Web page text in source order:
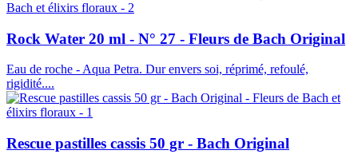
Rock Water 20 ml - N° 27 - Fleurs de Bach Original
Eau de roche - Aqua Petra. Dur envers soi, réprimé, refoulé,
rigidité....
Rescue pastilles cassis 50 gr - Bach Original